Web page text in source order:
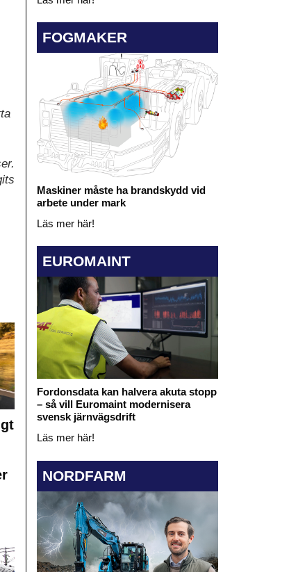
FOGMAKER
Maskiner måste ha brandskydd vid
arbete under mark
Läs mer här!
EUROMAINT
Fordonsdata kan halvera akuta stopp
– så vill Euromaint modernisera
svensk järnvägsdrift
Läs mer här!
NORDFARM